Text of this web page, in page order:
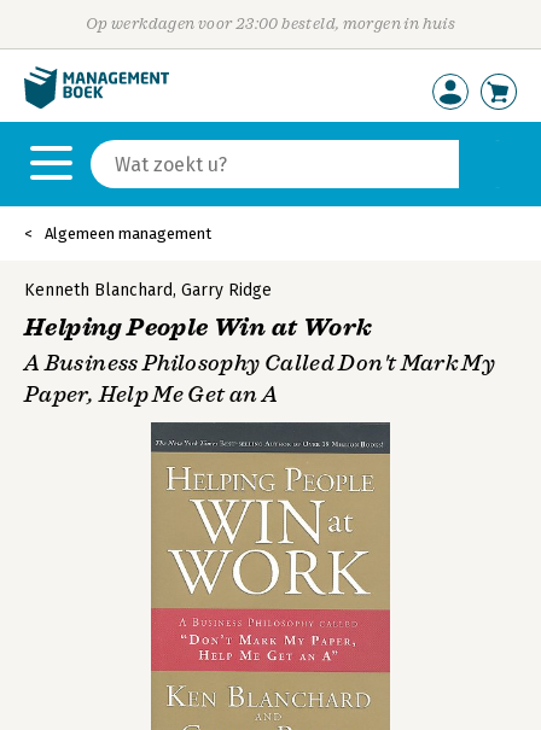
Op werkdagen voor 23:00 besteld, morgen in huis
Algemeen management
Kenneth Blanchard, Garry Ridge
Helping People Win at Work
A Business Philosophy Called Don't Mark My
Paper, Help Me Get an A